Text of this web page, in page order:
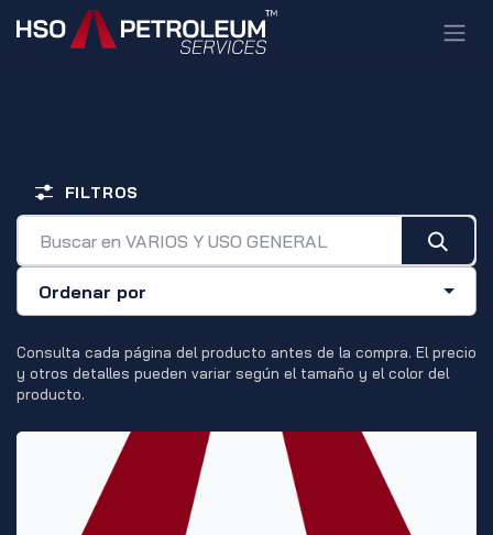
Ir al contenido
Ordenar por
FILTROS
Consulta cada página del producto antes de la compra. El precio
y otros detalles pueden variar según el tamaño y el color del
producto.